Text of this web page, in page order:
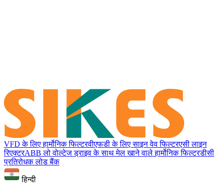
VFD के लिए हार्मोनिक फिल्टरवीएफडी के लिए साइन वेव फिल्टरएसी लाइन
रिएक्टरABB लो वोल्टेज ड्राइव के साथ मेल खाने वाले हार्मोनिक फिल्टरडीसी
प्रतिरोधक लोड बैंक
हिन्दी